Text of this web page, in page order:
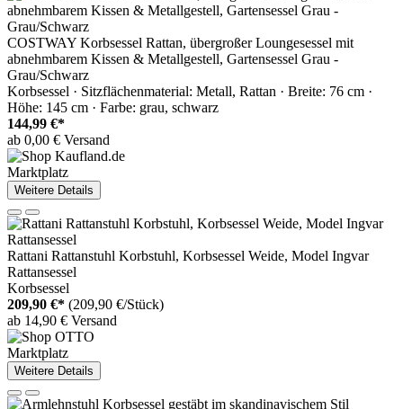
COSTWAY Korbsessel Rattan, übergroßer Loungesessel mit
abnehmbarem Kissen & Metallgestell, Gartensessel Grau -
Grau/Schwarz
Korbsessel · Sitzflächenmaterial: Metall, Rattan · Breite: 76 cm ·
Höhe: 145 cm · Farbe: grau, schwarz
144,99 €*
ab 0,00 € Versand
Marktplatz
Weitere Details
Rattani Rattanstuhl Korbstuhl, Korbsessel Weide, Model Ingvar
Rattansessel
Korbsessel
209,90 €* (209,90 €/Stück)
ab 14,90 € Versand
Marktplatz
Weitere Details